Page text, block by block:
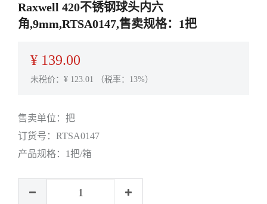
Raxwell 420不锈钢球头内六
角,9mm,RTSA0147,售卖规格：1把
¥ 139.00
未税价：¥ 123.01 （税率：13%）
售卖单位： 把
订货号： RTSA0147
产品规格： 1把/箱